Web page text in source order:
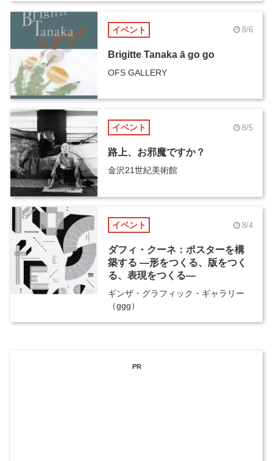
イベント 8/6
Brigitte Tanaka ā go go
OFS GALLERY
イベント 8/5
路上、お邪魔ですか？
金沢21世紀美術館
イベント 8/4
ダフィ・クーネ：ポスターを構
築する ―形をつくる、版をつく
る、表現をつくる―
ギンザ・グラフィック・ギャラリー
（ggg）
PR